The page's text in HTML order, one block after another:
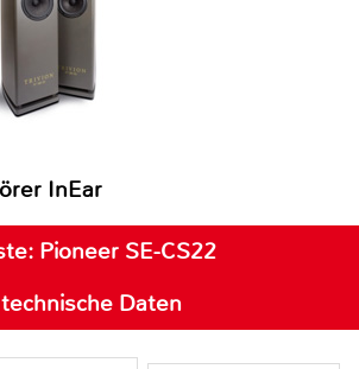
InEar
Pioneer SE-CS22
Daten